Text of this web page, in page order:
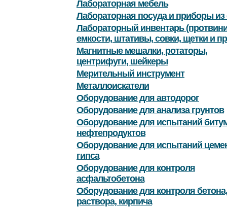
Лабораторная мебель
Лабораторная посуда и приборы из
Лабораторный инвентарь
емкости, штативы, совки, щетки и
Магнитные мешалки, ротаторы,
центрифуги, шейкеры
Мерительный инструмент
Металлоискатели
Оборудование для автодорог
Оборудование для анализа грунтов
Оборудование для испытаний
нефтепродуктов
Оборудование для испытаний
гипса
Оборудование для контроля
асфальтобетона
Оборудование для контроля бетона,
раствора, кирпича